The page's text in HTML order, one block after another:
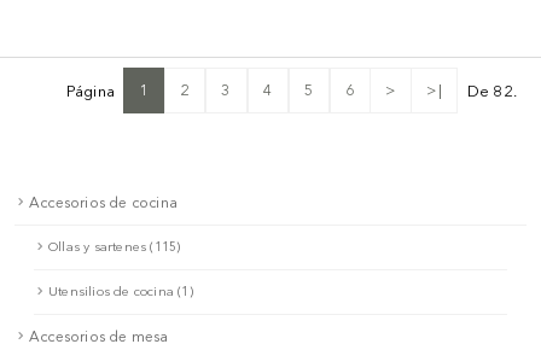
Accesorios de cocina
Ollas y sartenes (115)
Utensilios de cocina (1)
Accesorios de mesa
Página 1 2 3 4 5 6 > >| De 82.